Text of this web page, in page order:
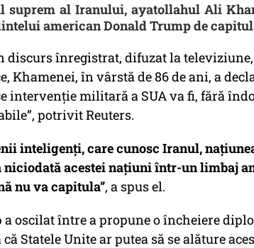
suprem al Iranului, ayatollahul Ali
american Donald Trump de
discurs înregistrat, difuzat la
Khamenei, în vârstă de 86 de ani, a
intervenție militară a SUA va fi, fără
potrivit Reuters.
inteligenți, care cunosc Iranul,
niciodată acestei națiuni într-un limbaj
nu va capitula”, a spus el.
a oscilat între a propune o încheiere
că Statele Unite ar putea să se alăture